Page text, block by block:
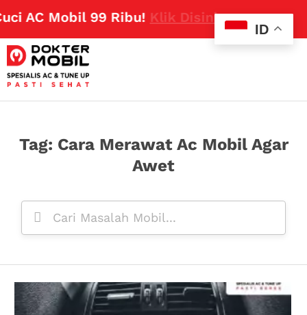
Mobil 99 Ribu!Klik Disini
Tag: Cara Merawat Ac Mobil Agar
Awet
ID